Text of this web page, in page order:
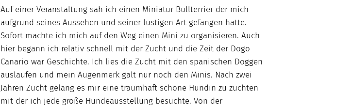
Auf einer Veranstaltung sah ich einen Miniatur Bullterrier der mich
aufgrund seines Aussehen und seiner lustigen Art gefangen hatte.
Sofort machte ich mich auf den Weg einen Mini zu organisieren. Auch
hier begann ich relativ schnell mit der Zucht und die Zeit der Dogo
Canario war Geschichte. Ich lies die Zucht mit den spanischen Doggen
auslaufen und mein Augenmerk galt nur noch den Minis. Nach zwei
Jahren Zucht gelang es mir eine traumhaft schöne Hündin zu züchten
mit der ich jede große Hundeausstellung besuchte. Von der